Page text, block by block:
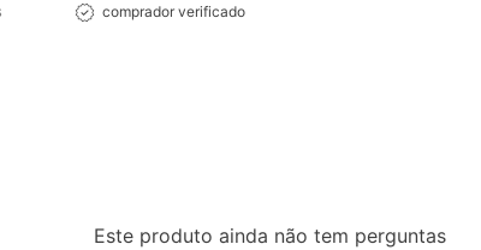
comprador verificado
Este produto ainda não tem perguntas